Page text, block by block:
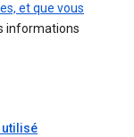
et que vous
informations
utilisé